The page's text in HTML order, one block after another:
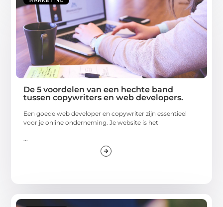
De 5 voordelen van een hechte band
tussen copywriters en web developers.
Een goede web developer en copywriter zijn essentieel
voor je online onderneming. Je website is het
...